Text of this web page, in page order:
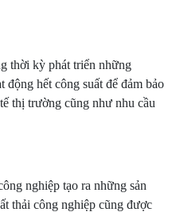
kỳ phát triển những
động hết công suất để đảm bảo
thị trường cũng như nhu cầu
nghiệp tạo ra những sản
thải công nghiệp cũng được